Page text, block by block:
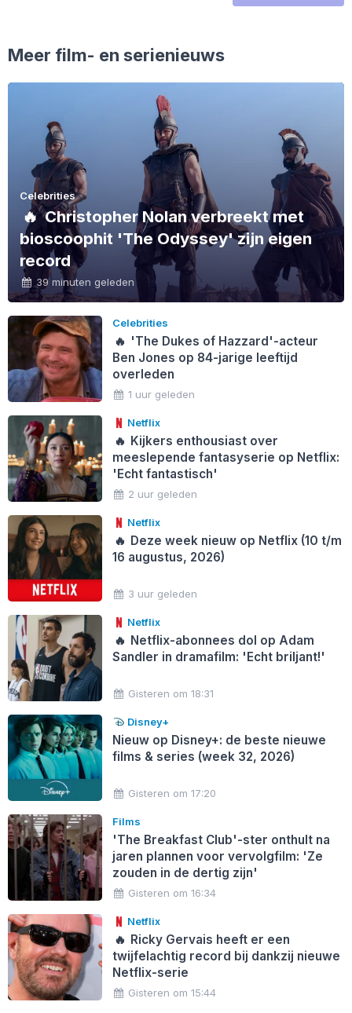
Meer film- en serienieuws
Celebrities
🔥Christopher Nolan verbreekt met
bioscoophit 'The Odyssey' zijn eigen
record
39 minuten geleden
Celebrities
🔥 'The Dukes of Hazzard'-acteur
Ben Jones op 84-jarige leeftijd
overleden
1 uur geleden
Netflix
🔥 Kijkers enthousiast over
meeslepende fantasyserie op Netflix:
'Echt fantastisch'
2 uur geleden
Netflix
🔥 Deze week nieuw op Netflix (10 t/m
16 augustus, 2026)
3 uur geleden
Netflix
🔥 Netflix-abonnees dol op Adam
Sandler in dramafilm: 'Echt briljant!'
Gisteren om 18:31
Disney+
Nieuw op Disney+: de beste nieuwe
films & series (week 32, 2026)
Gisteren om 17:20
Films
'The Breakfast Club'-ster onthult na
jaren plannen voor vervolgfilm: 'Ze
zouden in de dertig zijn'
Gisteren om 16:34
Netflix
🔥 Ricky Gervais heeft er een
twijfelachtig record bij dankzij nieuwe
Netflix-serie
Gisteren om 15:44